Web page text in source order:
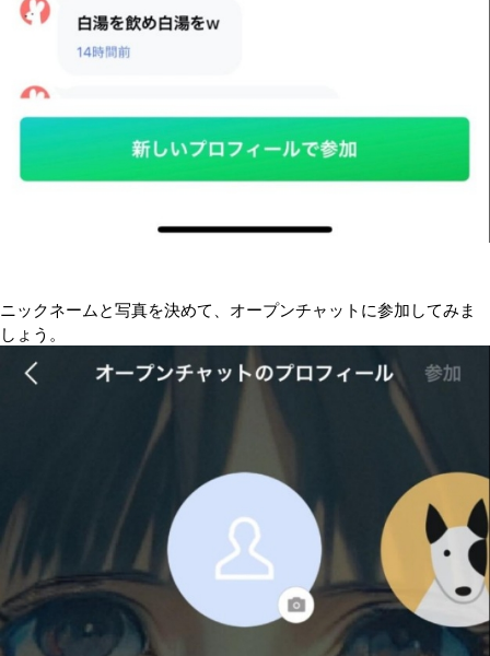
ニックネームと写真を決めて、オープンチャットに参加してみま
しょう。